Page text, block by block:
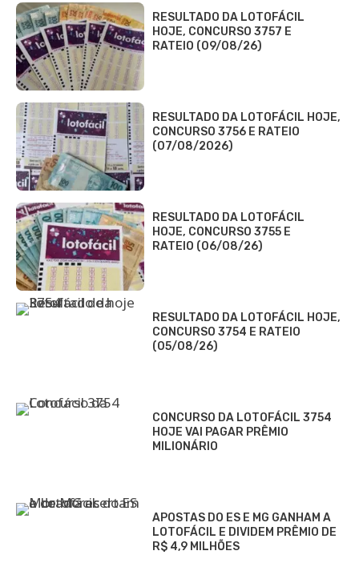
RESULTADO DA LOTOFÁCIL
HOJE, CONCURSO 3757 E
RATEIO (09/08/26)
RESULTADO DA LOTOFÁCIL HOJE,
CONCURSO 3756 E RATEIO
(07/08/2026)
RESULTADO DA LOTOFÁCIL
HOJE, CONCURSO 3755 E
RATEIO (06/08/26)
RESULTADO DA LOTOFÁCIL HOJE,
CONCURSO 3754 E RATEIO
(05/08/26)
CONCURSO DA LOTOFÁCIL 3754
HOJE VAI PAGAR PRÊMIO
MILIONÁRIO
APOSTAS DO ES E MG GANHAM A
LOTOFÁCIL E DIVIDEM PRÊMIO DE
R$ 4,9 MILHÕES